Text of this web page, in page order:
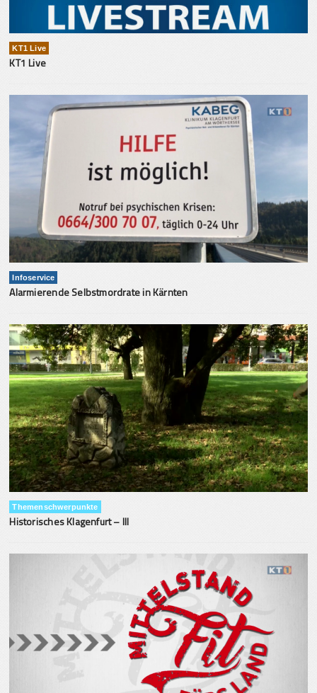
KT1 Live
KT1 Live
Infoservice
Alarmierende Selbstmordrate in Kärnten
Themenschwerpunkte
Historisches Klagenfurt – III